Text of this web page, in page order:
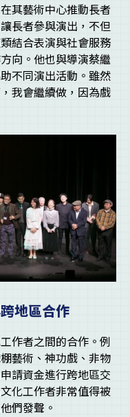
其藝術中心推動長者
長者參與演出，不但
結合表演與社會服務
向。他也與導演蔡繼
不同演出活動。雖然
我會繼續做，因為戲
地區合作
作者之間的合作。例
藝術、神功戲、非物
請資金進行跨地區交
化工作者非常值得被
們發聲。